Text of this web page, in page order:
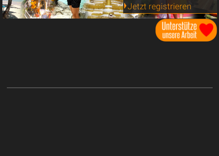
Jetzt registrieren